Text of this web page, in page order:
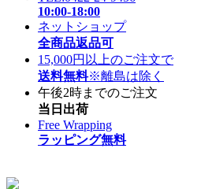
10:00-18:00
ネットショップ
全商品返品可
15,000円以上のご注文で
送料無料※離島は除く
午後2時までのご注文
当日出荷
Free Wrapping
ラッピング無料